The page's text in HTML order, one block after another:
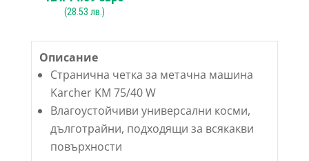
(28.53 лв.)
Описание
Странична четка за метачна машина
Karcher KM 75/40 W
Влагоустойчиви универсални косми,
дълготрайни, подходящи за всякакви
повърхности